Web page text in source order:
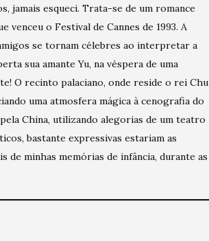
jamais esqueci. Trata-se de um romance
o Festival de Cannes de 1993. A
se tornam célebres ao interpretar a
sua amante Yu, na véspera de uma
O recinto palaciano, onde reside o rei Chu
uma atmosfera mágica à cenografia do
China, utilizando alegorias de um teatro
bastante expressivas estariam as
de minhas memórias de infância, durante as